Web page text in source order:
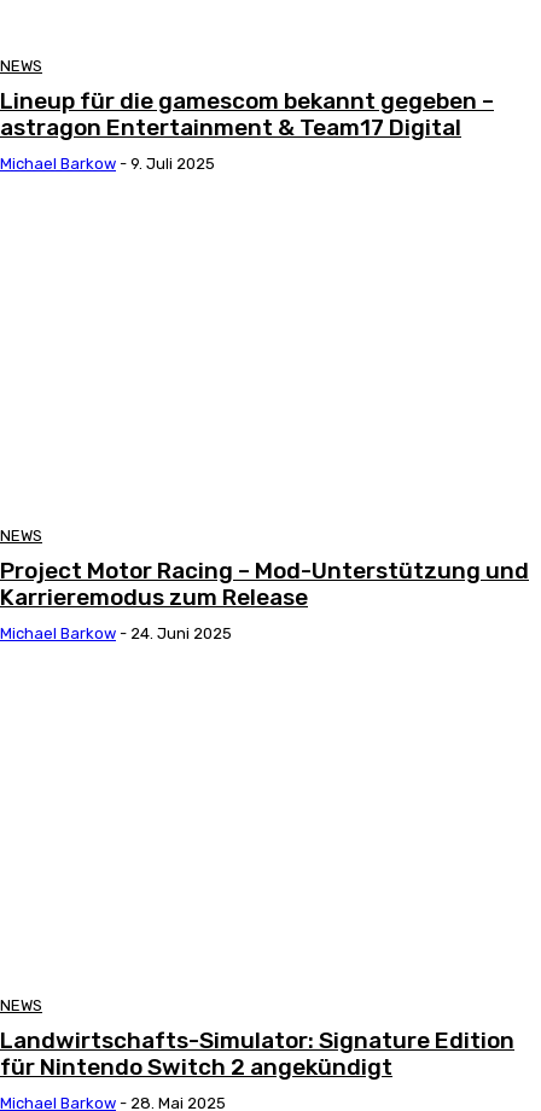
NEWS
Lineup für die gamescom bekannt gegeben –
astragon Entertainment & Team17 Digital
Michael Barkow - 9. Juli 2025
NEWS
Project Motor Racing – Mod-Unterstützung und
Karrieremodus zum Release
Michael Barkow - 24. Juni 2025
NEWS
Landwirtschafts-Simulator: Signature Edition
für Nintendo Switch 2 angekündigt
Michael Barkow - 28. Mai 2025